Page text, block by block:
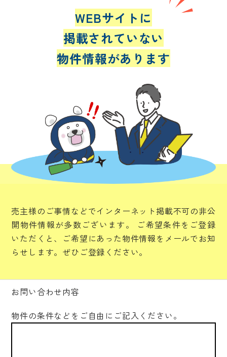
WEBサイトに
掲載されていない
物件情報があります
売主様のご事情などでインターネット掲載不可の非公
開物件情報が多数ございます。
ご希望条件をご登録
いただくと、ご希望にあった物件情報をメールでお知
らせします。ぜひご登録ください。
お問い合わせ内容
物件の条件などをご自由にご記入ください。